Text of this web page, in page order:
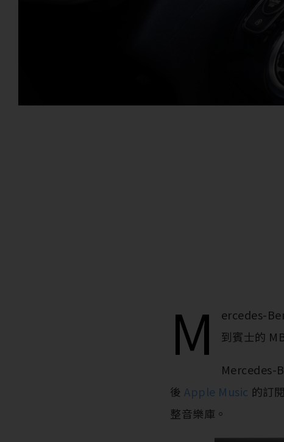
M
ercedes-
到賓士的
Mercedes-
後Apple Music 的訂
整音樂庫。